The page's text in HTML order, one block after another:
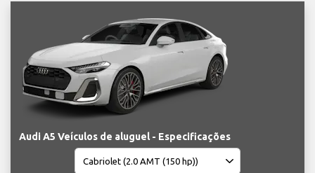
Audi A5 Veículos de aluguel - Especificações